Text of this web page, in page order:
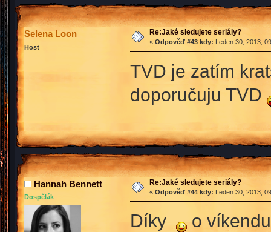
Selena Loon
Host
Re:Jaké sledujete seriály?
« Odpověď #43 kdy: Leden 30, 2013,
TVD je zatím
doporučuju TVD
Hannah Bennett
Dospělák
Re:Jaké sledujete seriály?
« Odpověď #44 kdy: Leden 30, 2013,
Díky
o